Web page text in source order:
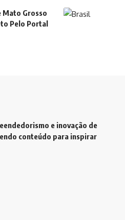
Mato Grosso
Pelo Portal
e inovação de
conteúdo para inspirar